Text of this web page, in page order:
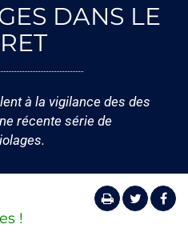
DANS LE
à la vigilance des des
récente série de
!